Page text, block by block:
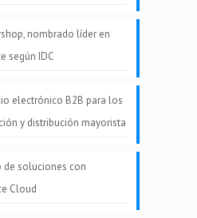
nombrado líder en
según IDC
electrónico B2B para los
y distribución mayorista
soluciones con
Cloud